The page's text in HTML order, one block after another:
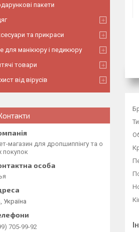
пакети
та прикраси
для манікюру і педикюру
товари
від вірусів
магазин для дропшиппінгу та о
покупок
Україна
705-99-92